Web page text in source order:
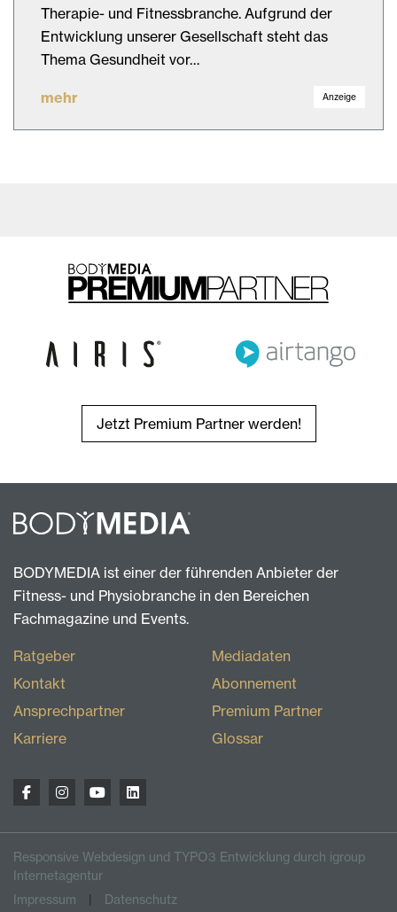
Therapie- und Fitnessbranche. Aufgrund der
Entwicklung unserer Gesellschaft steht das
Thema Gesundheit vor…
mehr Anzeige
Jetzt Premium Partner werden!
BODYMEDIA ist einer der führenden Anbieter der
Fitness- und Physiobranche in den Bereichen
Fachmagazine und Events.
Ratgeber
Kontakt
Ansprechpartner
Karriere
Mediadaten
Abonnement
Premium Partner
Glossar
Responsive Webdesign und TYPO3 Entwicklung durch igroup
Internetagentur
Impressum
Datenschutz